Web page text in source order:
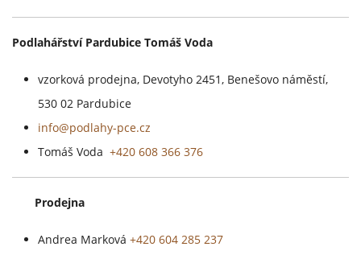
Podlahářství Pardubice Tomáš Voda
vzorková prodejna, Devotyho 2451, Benešovo náměstí,
530 02 Pardubice
info@podlahy-pce.cz
Tomáš Voda +420 608 366 376
Prodejna
Andrea Marková +420 604 285 237